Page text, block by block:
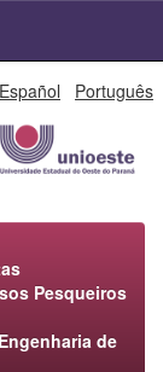
Español Português
Pesqueiros
de